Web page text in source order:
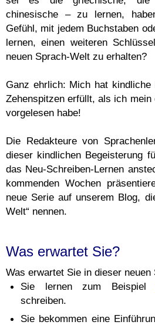
chinesische – zu lernen,
Gefühl, mit jedem Buchstaben
lernen, einen weiteren
neuen Sprach-Welt zu erhalten?
Ganz ehrlich: Mich hat
Zehenspitzen erfüllt, als ich
vorgelesen habe!
Die Redakteure von
dieser kindlichen Begeisterung
das Neu-Schreiben-Lernen
kommenden Wochen
neue Serie auf unserem Blog,
Welt“ nennen.
Was erwartet Sie?
Was erwartet Sie in dieser neuen
Sie lernen zum Beispiel
schreiben.
Sie bekommen eine